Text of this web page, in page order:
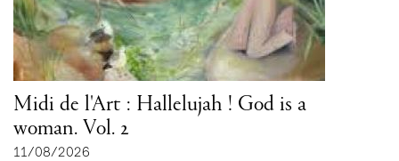
Midi de l'Art : Hallelujah ! God is a
woman. Vol. 2
11/08/2026